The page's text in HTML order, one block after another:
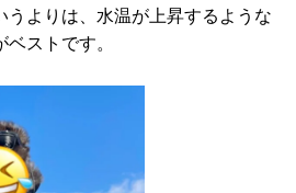
うよりは、水温が上昇するような
ストです。